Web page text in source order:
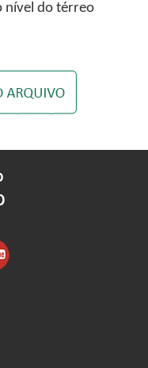
nível do térreo